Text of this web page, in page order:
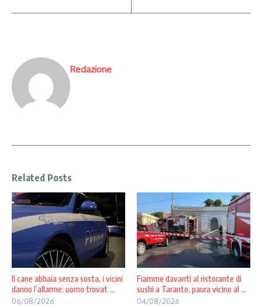
Redazione
Related Posts
Il cane abbaia senza sosta, i vicini
danno l’allarme: uomo trovat ...
06/08/2026
Fiamme davanti al ristorante di
sushi a Taranto, paura vicino al ...
04/08/2026